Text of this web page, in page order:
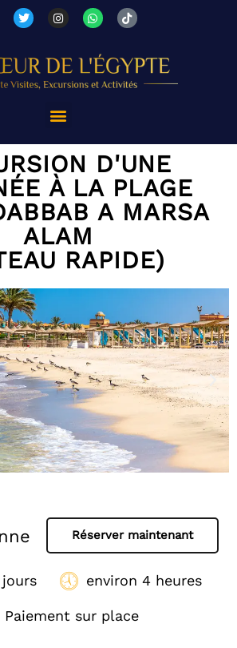
D'UNE
À LA PLAGE
A MARSA
ALAM
RAPIDE)
Réserver maintenant
environ 4 heures
Paiement sur place